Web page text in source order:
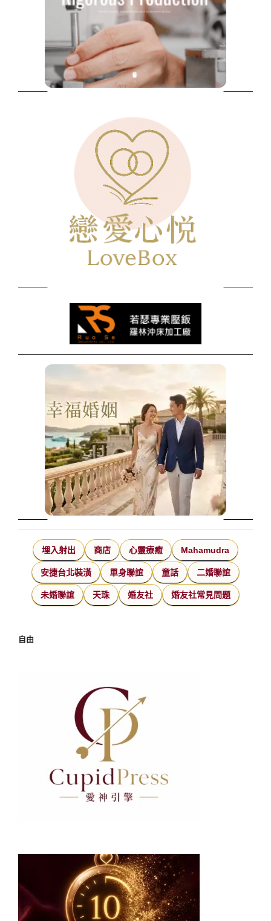
埋入射出 商店 心靈療癒 Mahamudra
安捷台北裝潢 單身聯誼 童話 二婚聯誼
未婚聯誼 天珠 婚友社 婚友社常見問題
自由